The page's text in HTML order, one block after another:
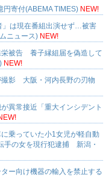
寄付(ABEMA TIMES) NEW!
」は現在番組出演せず…被害
ニュース) NEW!
栄被告 養子縁組届を偽造して
NEW!
撮影 大阪・河内長野の刃物
異常接近「重大インシデント
乗っていた小1女児が軽自動
手の女を現行犯逮捕 新潟・
ー向け機器の輸入を禁止する